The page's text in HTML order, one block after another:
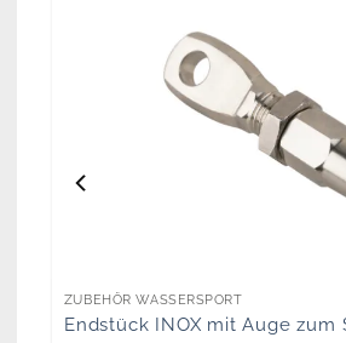
ZUBEHÖR WASSERSPORT
Endstück INOX mit Auge zum